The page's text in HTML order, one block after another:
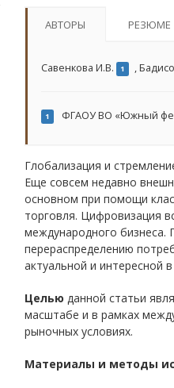
АВТОРЫ РЕЗЮМЕ
Савенкова И.В. 1 ,
1 ФГАОУ ВО «Южный
Глобализация и
Еще совсем недавно
основном при помощи
торговля. Цифровизация
международного бизнеса.
перераспределению
актуальной и интересной
Целью данной статьи
масштабе и в рамках
рыночных условиях.
Материалы и методы